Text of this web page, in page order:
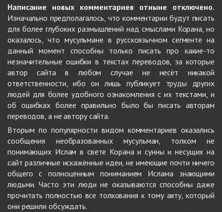
Написание новых комментариев отныне отключено.
Изначально предполагалось, что комментарии будут писать
для более глубоких размышлений над смыслами Корана, но
оказалось, что мусульмане в русскоязычном сегменте на
данный момент способны только писать про какие-то
незначительные ошибки в текстах переводов, за которые
автор сайта в любом случае не несёт никакой
ответственности, ибо он лишь публикует труды других
людей для более удобного ознакомления с их текстами, и
об ошибках более правильно было бы писать авторам
переводов, а не автору сайта.
Вторым по популярности видом комментариев оказались
сообщения необразованных мусульман, толком не
понимающих Ислам в свете Корана и сунны и несущих на
сайт различные искажённые идеи, не имеющие почти ничего
общего с полноценным пониманием Ислама знающими
людьми. Часто эти люди не оказываются способны даже
прочитать полностью все толкования к тому аяту, который
они решили обсуждать.